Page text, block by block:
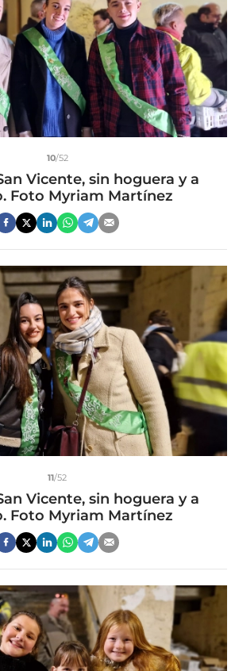
10/52
Vicente, sin hoguera y a
Foto Myriam Martínez
11/52
Vicente, sin hoguera y a
Foto Myriam Martínez